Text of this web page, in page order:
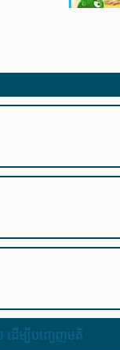
ើម្បីបញ្ចេញមតិ